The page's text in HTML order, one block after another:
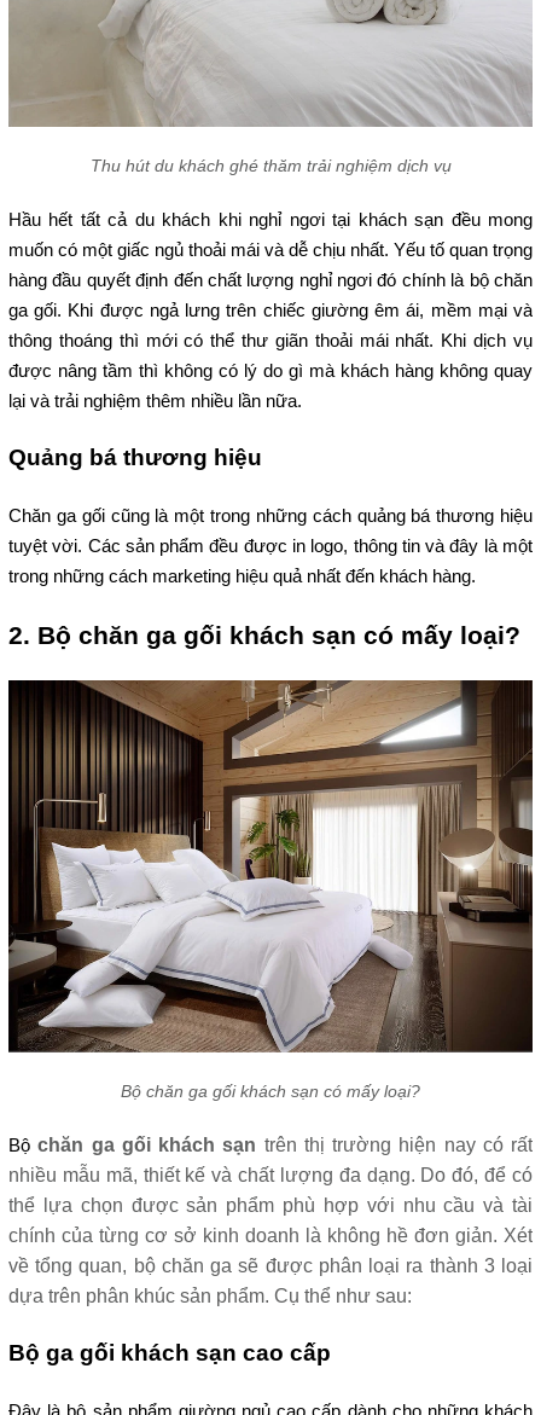
Thu hút du khách ghé thăm trải nghiệm dịch vụ
Hầu hết tất cả du khách khi nghỉ ngơi tại khách sạn đều mong
muốn có một giấc ngủ thoải mái và dễ chịu nhất. Yếu tố quan trọng
hàng đầu quyết định đến chất lượng nghỉ ngơi đó chính là bộ chăn
ga gối. Khi được ngả lưng trên chiếc giường êm ái, mềm mại và
thông thoáng thì mới có thể thư giãn thoải mái nhất. Khi dịch vụ
được nâng tầm thì không có lý do gì mà khách hàng không quay
lại và trải nghiệm thêm nhiều lần nữa.
Quảng bá thương hiệu
Chăn ga gối cũng là một trong những cách quảng bá thương hiệu
tuyệt vời. Các sản phẩm đều được in logo, thông tin và đây là một
trong những cách marketing hiệu quả nhất đến khách hàng.
2. Bộ chăn ga gối khách sạn có mấy loại?
Bộ chăn ga gối khách sạn có mấy loại?
Bộ chăn ga gối khách sạn trên thị trường hiện nay có rất
nhiều mẫu mã, thiết kế và chất lượng đa dạng. Do đó, để có
thể lựa chọn được sản phẩm phù hợp với nhu cầu và tài
chính của từng cơ sở kinh doanh là không hề đơn giản. Xét
về tổng quan, bộ chăn ga sẽ được phân loại ra thành 3 loại
dựa trên phân khúc sản phẩm. Cụ thể như sau:
Bộ ga gối khách sạn cao cấp